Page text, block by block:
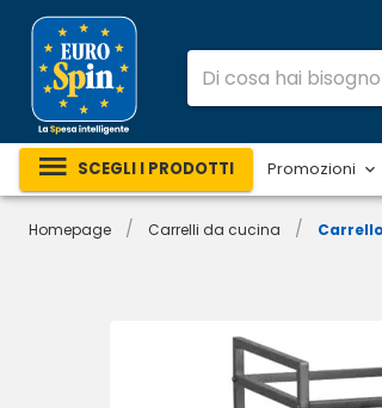
SCEGLI I PRODOTTI Promozioni
Homepage / Carrelli da cucina /